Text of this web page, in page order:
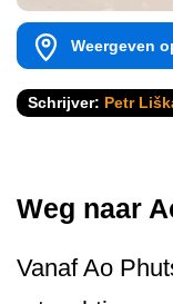
Weergeven
Schrijver: Petr
Weg naar
Vanaf Ao